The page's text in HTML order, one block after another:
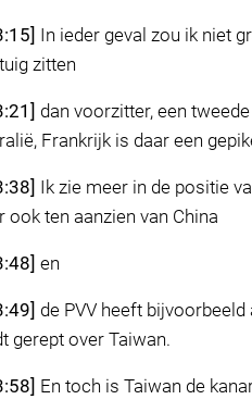
In ieder geval zou ik niet
zitten
dan voorzitter, een
Frankrijk is daar een
Ik zie meer in de positie
ook ten aanzien van China
en
de PVV heeft
gerept over Taiwan.
En toch is Taiwan de